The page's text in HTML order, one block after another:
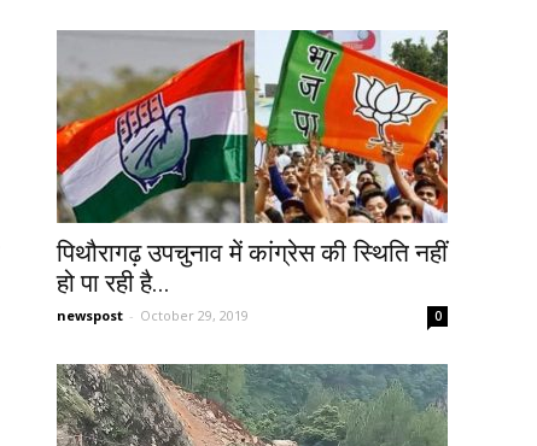
पिथौरागढ़ उपचुनाव में कांग्रेस की स्थिति नहीं
हो पा रही है...
newspost - October 29, 2019 0